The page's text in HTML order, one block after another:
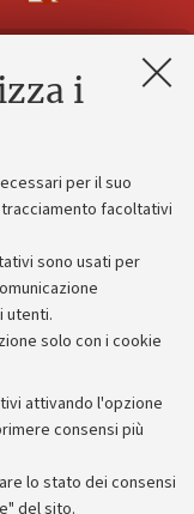
i
per il suo
facoltativi
sono usati per
utenti.
solo con i cookie
attivando l'opzione
consensi più
lo stato dei consensi
del sito.